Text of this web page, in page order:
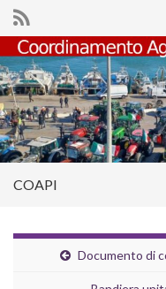
Search for:
COAPI
Documento di